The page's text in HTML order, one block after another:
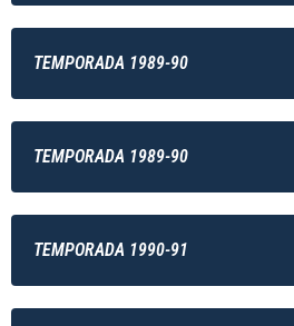
TEMPORADA 1989-90
TEMPORADA 1989-90
TEMPORADA 1990-91